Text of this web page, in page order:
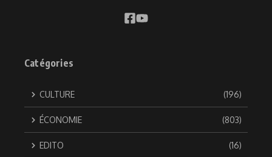
Catégories
CULTURE (196)
ÉCONOMIE (803)
EDITO (16)